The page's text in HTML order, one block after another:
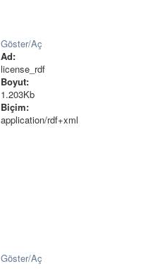
Göster/Aç
Ad:
license_rdf
Boyut:
1.203Kb
Biçim:
application/rdf+xml
Göster/Aç